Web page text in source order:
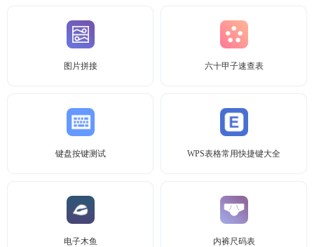
图片拼接 六十甲子速查表
键盘按键测试 WPS表格常用快捷键大全
电子木鱼 内裤尺码表